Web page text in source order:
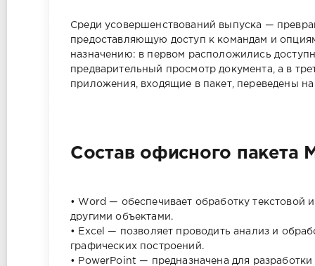
Среди усовершенствований выпуска —
предоставляющую доступ к командам и
назначению: в первом расположились
предварительный просмотр документа, а в
приложения, входящие в пакет, переведены
Состав офисного пакета
• Word — обеспечивает обработку
другими объектами.
• Excel — позволяет проводить анализ и
графических построений.
• PowerPoint — предназначена для